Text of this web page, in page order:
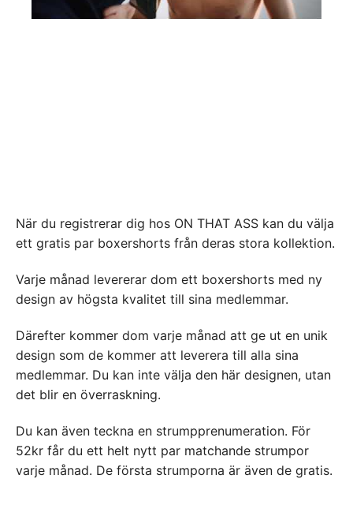
När du registrerar dig hos ON THAT ASS kan du välja
ett gratis par boxershorts från deras stora kollektion.
Varje månad levererar dom ett boxershorts med ny
design av högsta kvalitet till sina medlemmar.
Därefter kommer dom varje månad att ge ut en unik
design som de kommer att leverera till alla sina
medlemmar. Du kan inte välja den här designen, utan
det blir en överraskning.
Du kan även teckna en strumpprenumeration. För
52kr får du ett helt nytt par matchande strumpor
varje månad. De första strumporna är även de gratis.